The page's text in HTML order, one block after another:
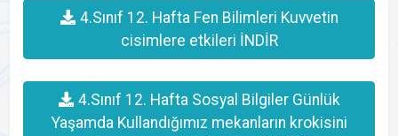
4.Sınıf 12. Hafta Fen Bilimleri Kuvvetin
cisimlere etkileri İNDİR
4.Sınıf 12. Hafta Sosyal Bilgiler Günlük
Yaşamda Kullandığımız mekanların krokisini